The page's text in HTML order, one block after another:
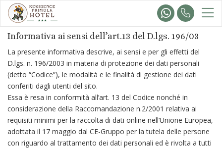
Informativa ai sensi dell’art.13 del D.lgs. 196/03
La presente informativa descrive, ai sensi e per gli effetti del
D.lgs. n. 196/2003 in materia di protezione dei dati personali
(detto “Codice”), le modalità e le finalità di gestione dei dati
conferiti dagli utenti del sito.
Essa è resa in conformità all’art. 13 del Codice nonché in
considerazione della Raccomandazione n.2/2001 relativa ai
requisiti minimi per la raccolta di dati online nell’Unione Europea,
adottata il 17 maggio dal CE-Gruppo per la tutela delle persone
con riguardo al trattamento dei dati personali ed è rivolta a tutti